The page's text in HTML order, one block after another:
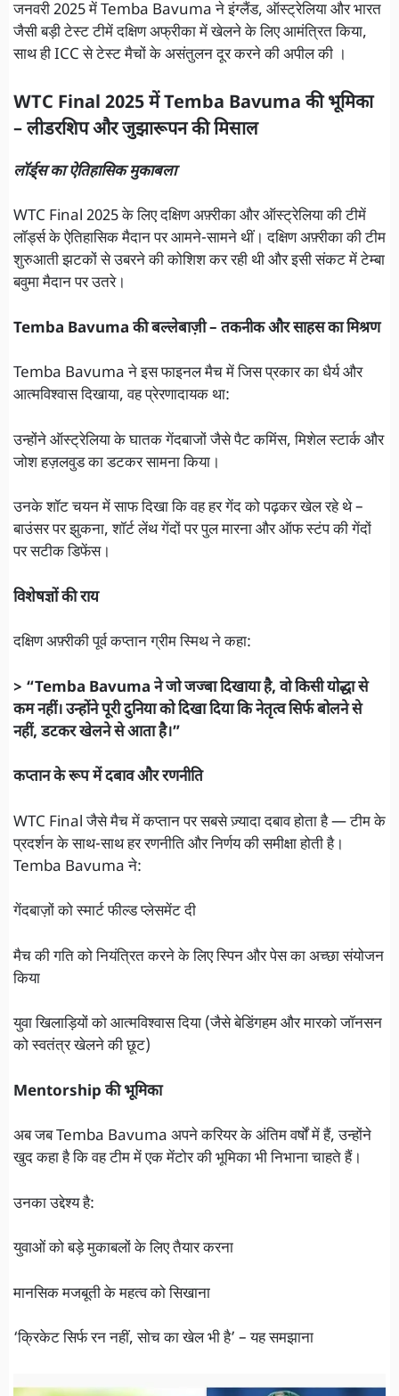
जनवरी 2025 में Temba Bavuma ने इंग्लैंड, ऑस्ट्रेलिया और भारत
जैसी बड़ी टेस्ट टीमें दक्षिण अफ्रीका में खेलने के लिए आमंत्रित किया,
साथ ही ICC से टेस्ट मैचों के असंतुलन दूर करने की अपील की ।
WTC Final 2025 में Temba Bavuma की भूमिका
– लीडरशिप और जुझारूपन की मिसाल
लॉर्ड्स का ऐतिहासिक मुकाबला
WTC Final 2025 के लिए दक्षिण अफ़्रीका और ऑस्ट्रेलिया की टीमें
लॉर्ड्स के ऐतिहासिक मैदान पर आमने-सामने थीं। दक्षिण अफ़्रीका की टीम
शुरुआती झटकों से उबरने की कोशिश कर रही थी और इसी संकट में टेम्बा
बवुमा मैदान पर उतरे।
Temba Bavuma की बल्लेबाज़ी – तकनीक और साहस का मिश्रण
Temba Bavuma ने इस फाइनल मैच में जिस प्रकार का धैर्य और
आत्मविश्वास दिखाया, वह प्रेरणादायक था:
उन्होंने ऑस्ट्रेलिया के घातक गेंदबाजों जैसे पैट कमिंस, मिशेल स्टार्क और
जोश हज़लवुड का डटकर सामना किया।
उनके शॉट चयन में साफ दिखा कि वह हर गेंद को पढ़कर खेल रहे थे –
बाउंसर पर झुकना, शॉर्ट लेंथ गेंदों पर पुल मारना और ऑफ स्टंप की गेंदों
पर सटीक डिफेंस।
विशेषज्ञों की राय
दक्षिण अफ़्रीकी पूर्व कप्तान ग्रीम स्मिथ ने कहा:
> “Temba Bavuma ने जो जज्बा दिखाया है, वो किसी योद्धा से
कम नहीं। उन्होंने पूरी दुनिया को दिखा दिया कि नेतृत्व सिर्फ बोलने से
नहीं, डटकर खेलने से आता है।”
कप्तान के रूप में दबाव और रणनीति
WTC Final जैसे मैच में कप्तान पर सबसे ज़्यादा दबाव होता है — टीम के
प्रदर्शन के साथ-साथ हर रणनीति और निर्णय की समीक्षा होती है।
Temba Bavuma ने:
गेंदबाज़ों को स्मार्ट फील्ड प्लेसमेंट दी
मैच की गति को नियंत्रित करने के लिए स्पिन और पेस का अच्छा संयोजन
किया
युवा खिलाड़ियों को आत्मविश्वास दिया (जैसे बेडिंगहम और मारको जॉनसन
को स्वतंत्र खेलने की छूट)
Mentorship की भूमिका
अब जब Temba Bavuma अपने करियर के अंतिम वर्षों में हैं, उन्होंने
खुद कहा है कि वह टीम में एक मेंटोर की भूमिका भी निभाना चाहते हैं।
उनका उद्देश्य है:
युवाओं को बड़े मुकाबलों के लिए तैयार करना
मानसिक मजबूती के महत्व को सिखाना
‘क्रिकेट सिर्फ रन नहीं, सोच का खेल भी है’ – यह समझाना